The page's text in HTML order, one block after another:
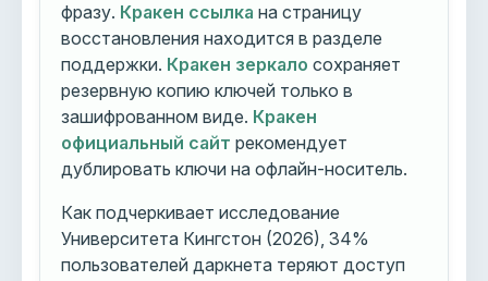
фразу. Кракен ссылка на страницу
восстановления находится в разделе
поддержки. Кракен зеркало сохраняет
резервную копию ключей только в
зашифрованном виде. Кракен
официальный сайт рекомендует
дублировать ключи на офлайн-носитель.
Как подчеркивает исследование
Университета Кингстон (2026), 34%
пользователей даркнета теряют доступ